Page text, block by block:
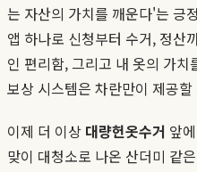
는 자산의 가치를 깨운다'는 긍
앱 하나로 신청부터 수거, 정산
인 편리함, 그리고 내 옷의 가
보상 시스템은 차란만이 제공
이제 더 이상 대량헌옷수거 앞
맞이 대청소로 나온 산더미 같